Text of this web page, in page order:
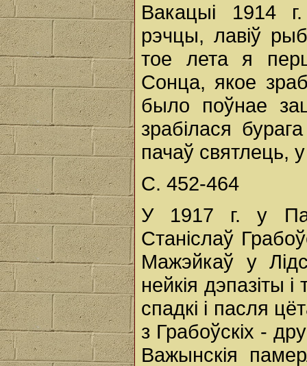
Вакацыі 1914
рэчцы, лавіў
тое лета я
Сонца, якое
было поўнае
зрабілася
пачаў святлець,
С. 452-464
У 1917 г. у
Станіслаў
Мажэйкаў у
нейкія дэпазіты
спадкі і пасля
з Грабоўскіх -
Важынскія